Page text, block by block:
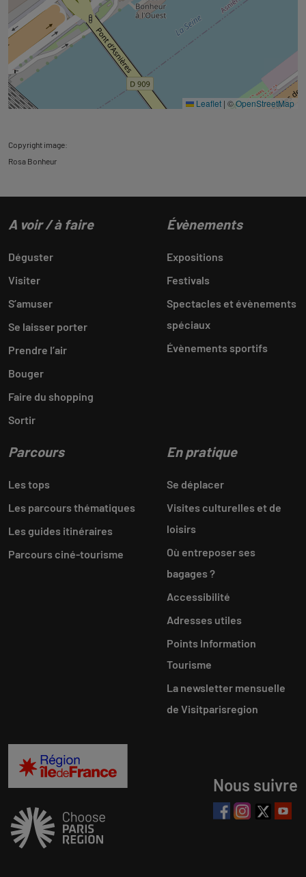
Leaflet | ©OpenStreetMap
Copyright image:
Rosa Bonheur
A voir / à faire
Déguster
Visiter
S’amuser
Se laisser porter
Prendre l’air
Bouger
Faire du shopping
Sortir
Évènements
Expositions
Festivals
Spectacles et évènements
spéciaux
Évènements sportifs
Parcours
Les tops
Les parcours thématiques
Les guides itinéraires
Parcours ciné-tourisme
En pratique
Se déplacer
Visites culturelles et de
loisirs
Où entreposer ses
bagages ?
Accessibilité
Adresses utiles
Points Information
Tourisme
La newsletter mensuelle
de Visitparisregion
Nous suivre